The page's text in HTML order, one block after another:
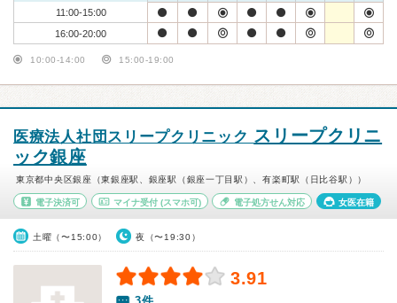
11:00-15:00
16:00-20:00
10:00-14:00 15:00-19:00
医療法人社団スリープクリニック スリープクリニ
ック銀座
東京都中央区銀座（東銀座駅、銀座駅（銀座一丁目駅）、有楽町駅（日比谷駅））
電子決済可 マイナ受付(スマホ可) 電子処方せん対応 女医在籍
土曜（〜15:00） 夜（〜19:30）
3.91